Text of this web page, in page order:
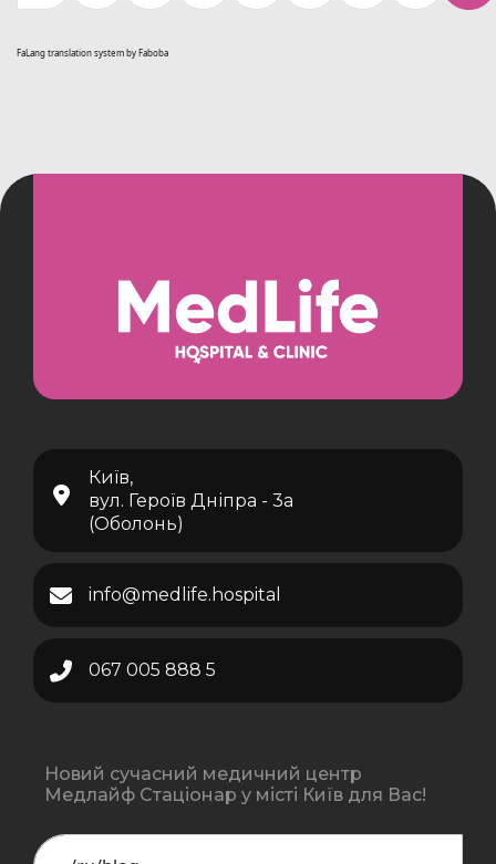
FaLang translation system by Faboba
Київ,
вул. Героїв Дніпра - 3а
(Оболонь)
info@medlife.hospital
067 005 888 5
Новий сучасний медичний центр
Медлайф Стаціонар у місті Київ для Вас!
Поиск